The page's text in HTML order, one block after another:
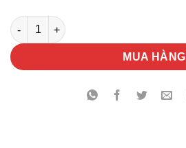
Lẵng Hoa Ngày Tươi Đẹp số lượng
MUA HÀNG